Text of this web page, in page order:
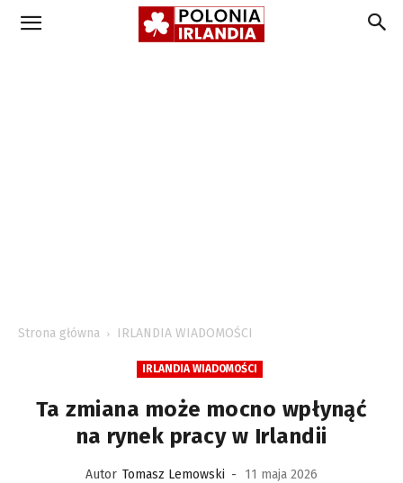
Strona główna IRLANDIA WIADOMOŚCI
IRLANDIA WIADOMOŚCI
Ta zmiana może mocno wpłynąć
na rynek pracy w Irlandii
Autor Tomasz Lemowski - 11 maja 2026